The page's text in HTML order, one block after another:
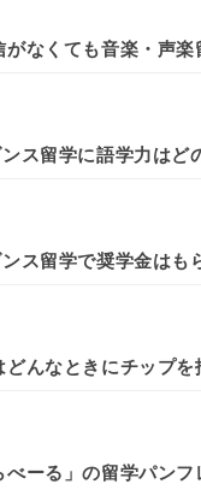
がなくても音楽・声楽
ス留学に語学力はど
ス留学で奨学金はも
どんなときにチップを
べーる」の留学パン